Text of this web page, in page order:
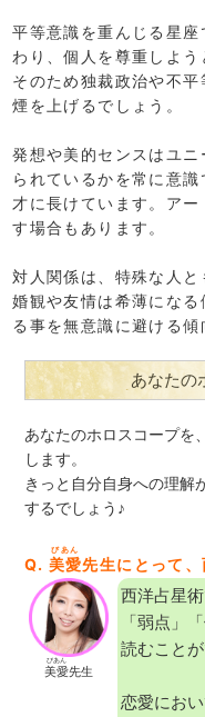
平等意識を重んじる星
わり、個人を尊重しよう
そのため独裁政治や不
煙を上げるでしょう。
発想や美的センスはユ
られているかを常に意
才に長けています。ア
す場合もあります。
対人関係は、特殊な人
婚観や友情は希薄にな
る事を無意識に避ける傾
あなたの
あなたのホロスコープを
します。
きっと自分自身への理解
するでしょう♪
Q. 美愛
びあん
先生にとって
美愛
びあん
先生
西洋占星
「弱点」
読むことが
恋愛にお